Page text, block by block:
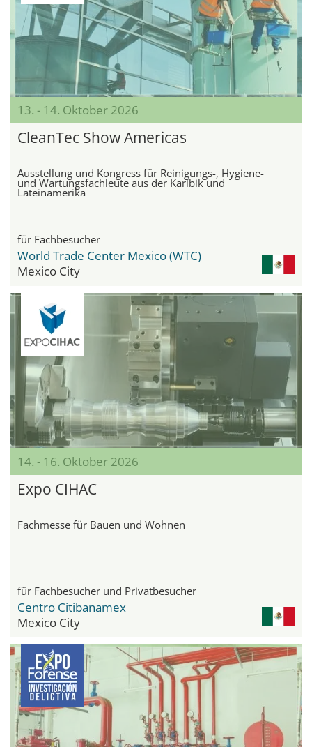
13. - 14. Oktober 2026
CleanTec Show Americas
Ausstellung und Kongress für Reinigungs-, Hygiene-
und Wartungsfachleute aus der Karibik und
Lateinamerika
für Fachbesucher
World Trade Center Mexico (WTC)
Mexico City
14. - 16. Oktober 2026
Expo CIHAC
Fachmesse für Bauen und Wohnen
für Fachbesucher und Privatbesucher
Centro Citibanamex
Mexico City